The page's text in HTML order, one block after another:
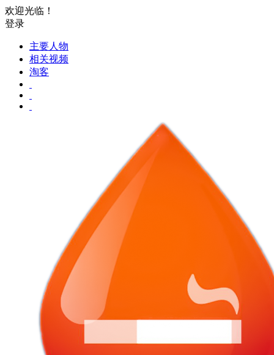
欢迎光临！
登录
主要人物
相关视频
淘客